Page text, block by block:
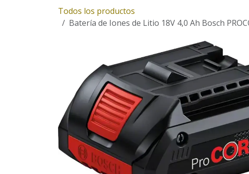
Todos los productos
Batería de Iones de Litio 18V 4,0 Ah Bosch